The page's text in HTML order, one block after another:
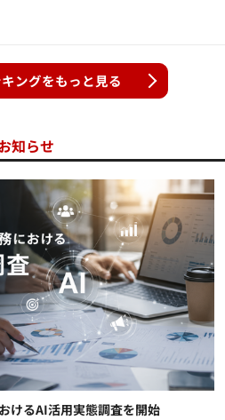
ングをもっと見る
知らせ
けるAI活用実態調査を開始